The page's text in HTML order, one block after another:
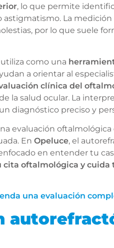
, lo que permite
La medición
por lo que suele
como una
a orientar al
clínica del
la salud ocular. La
diagnóstico preciso y
evaluación
En Opeluce, el
en entender tu
cita oftalmológica y cuida
una evaluación